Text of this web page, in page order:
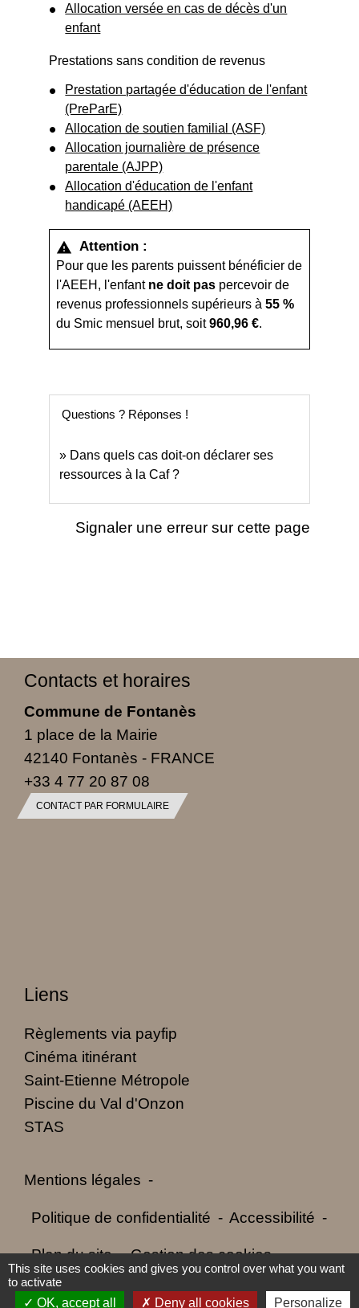
Allocation versée en cas de décès d'un
enfant
Prestations sans condition de revenus
Prestation partagée d'éducation de l'enfant
(PreParE)
Allocation de soutien familial (ASF)
Allocation journalière de présence
parentale (AJPP)
Allocation d'éducation de l'enfant
handicapé (AEEH)
warning Attention :
Pour que les parents puissent bénéficier de
l'AEEH, l'enfant ne doit pas percevoir de
revenus professionnels supérieurs à55 %
du Smic mensuel brut, soit960,96 €.
Questions ? Réponses !
Dans quels cas doit-on déclarer ses
ressources à la Caf ?
Signaler une erreur sur cette page
Contacts et horaires
Commune de Fontanès
1 place de la Mairie
42140 Fontanès - FRANCE
+33 4 77 20 87 08
CONTACT PAR FORMULAIRE
Liens
Règlements via payfip
Cinéma itinérant
Saint-Etienne Métropole
Piscine du Val d'Onzon
STAS
Mentions légales -
Politique de confidentialité - Accessibilité -
Plan du site - Gestion des cookies
This site uses cookies and gives you control over what you want
to activate
OK, accept all
Deny all cookies Personalize